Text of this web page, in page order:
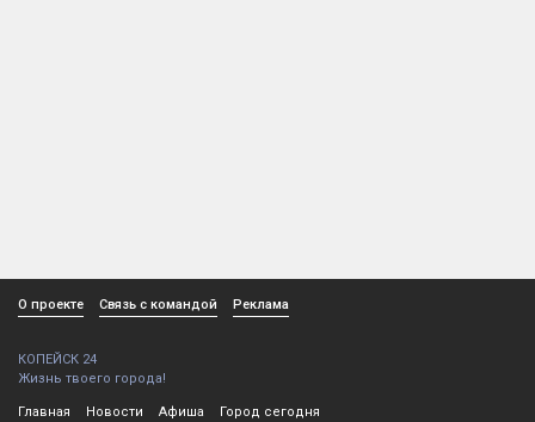
О проекте Связь с командой Реклама
КОПЕЙСК 24
Жизнь твоего города!
Главная Новости Афиша Город сегодня